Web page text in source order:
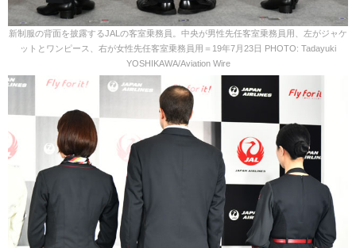
新制服の背面を披露するJALの客室乗務員。中央が男性先任客室乗務員用、左がジャケ
ットとワンピース、右が女性先任客室乗務員用＝19年7月23日 PHOTO: Tadayuki
YOSHIKAWA/Aviation Wire